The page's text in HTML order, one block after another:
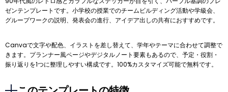
ゼンテンプレートです。小学校の授業でのチームビルディング活動や学級会、
グループワークの説明、発表会の進行、アイデア出しの共有におすすめです。
Canvaで文字や配色、イラストを差し替えて、学年やテーマに合わせて調整で
きます。プランナー風ページやデジタルノート要素もあるので、予定・役割・
振り返りを1つに整理しやすい構成です。100%カスタマイズ可能で無料です。